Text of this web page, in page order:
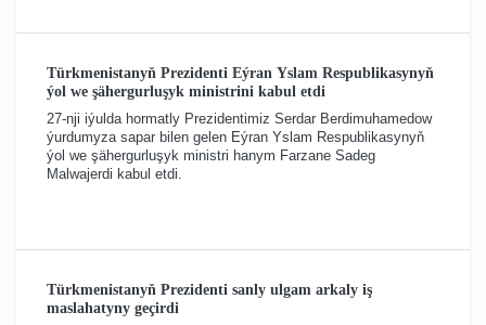
Türkmenistanyň Prezidenti Eýran Yslam Respublikasynyň
ýol we şähergurluşyk ministrini kabul etdi
27-nji iýulda hormatly Prezidentimiz Serdar Berdimuhamedow
ýurdumyza sapar bilen gelen Eýran Yslam Respublikasynyň
ýol we şähergurluşyk ministri hanym Farzane Sadeg
Malwajerdi kabul etdi.
Türkmenistanyň Prezidenti sanly ulgam arkaly iş
maslahatyny geçirdi